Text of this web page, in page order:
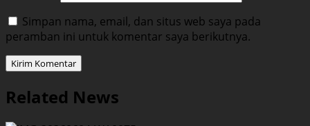
Simpan nama, email, dan situs web saya pada
peramban ini untuk komentar saya berikutnya.
Related News